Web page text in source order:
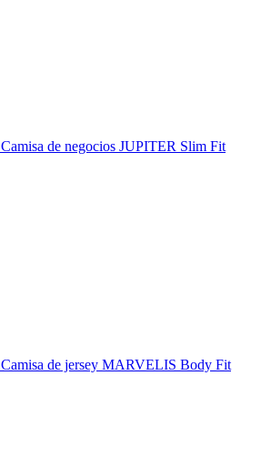
Camisa de negocios JUPITER Slim Fit
Camisa de jersey MARVELIS Body Fit